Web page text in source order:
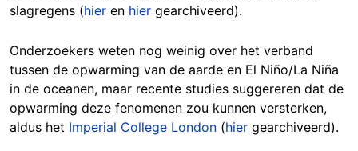
slagregens (hier en hier gearchiveerd).
Onderzoekers weten nog weinig over het verband
tussen de opwarming van de aarde en El Niño/La Niña
in de oceanen, maar recente studies suggereren dat de
opwarming deze fenomenen zou kunnen versterken,
aldus het Imperial College London (hier gearchiveerd).